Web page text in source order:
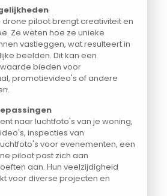
piloot brengt creativiteit en
Ze weten hoe ze unieke
vastleggen, wat resulteert in
beelden. Dit kan een
bieden voor
promotievideo's of andere
naar luchtfoto's van je woning,
inspecties van
voor evenementen, een
piloot past zich aan
aan. Hun veelzijdigheid
voor diverse projecten en